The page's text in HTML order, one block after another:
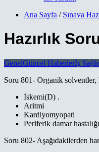
Ana Sayfa / Sınava
Hazırlık
GenelGüncel Haberlerİş
Soru 801- Organik solventler,
İskemi(D) .
Aritmi
Kardiyomyopati
Periferik damar hastalığı
Soru 802- Aşağıdakilerden